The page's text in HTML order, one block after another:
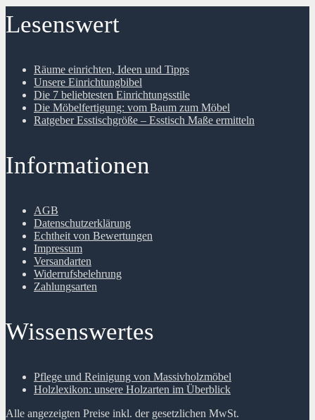
Lesenswert
Räume einrichten, Ideen und Tipps
Unsere Einrichtungbibel
Die 7 beliebtesten Einrichtungsstile
Die Möbelfertigung: vom Baum zum Möbel
Ratgeber Esstischgröße – Esstisch Maße ermitteln
Informationen
AGB
Datenschutzerklärung
Echtheit von Bewertungen
Impressum
Versandarten
Widerrufsbelehrung
Zahlungsarten
Wissenswertes
Pflege und Reinigung von Massivholzmöbel
Holzlexikon: unsere Holzarten im Überblick
Alle angezeigten Preise inkl. der gesetzlichen MwSt.